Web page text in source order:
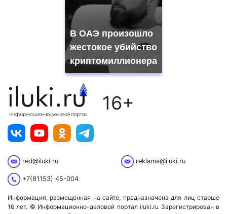
В ОАЭ произошло
жестокое убийство
криптомиллионера
16+
red@iluki.ru reklama@iluki.ru
+7(81153) 45-004
Информация, размещенная на сайте, предназначена для лиц старше
16 лет. © Информационно-деловой портал iluki.ru Зарегистрирован в